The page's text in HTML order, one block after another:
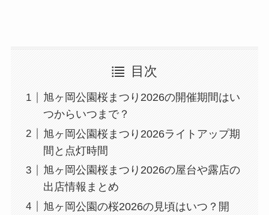
目次
旭ヶ岡公園桜まつり2026の開催期間はい
つからいつまで？
旭ヶ岡公園桜まつり2026ライトアップ期
間と点灯時間
旭ヶ岡公園桜まつり2026の屋台や露店の
出店情報まとめ
旭ヶ岡公園の桜2026の見頃はいつ？開